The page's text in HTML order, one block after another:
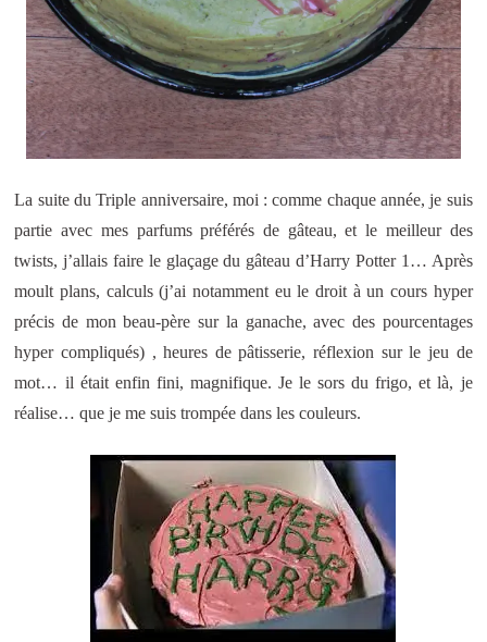
La suite du Triple anniversaire, moi : comme chaque année, je suis
partie avec mes parfums préférés de gâteau, et le meilleur des
twists, j’allais faire le glaçage du gâteau d’Harry Potter 1… Après
moult plans, calculs (j’ai notamment eu le droit à un cours hyper
précis de mon beau-père sur la ganache, avec des pourcentages
hyper compliqués) , heures de pâtisserie, réflexion sur le jeu de
mot… il était enfin fini, magnifique. Je le sors du frigo, et là, je
réalise… que je me suis trompée dans les couleurs.